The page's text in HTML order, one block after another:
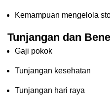
Kemampuan mengelola
Tunjangan dan
Gaji pokok
Tunjangan kesehatan
Tunjangan hari raya